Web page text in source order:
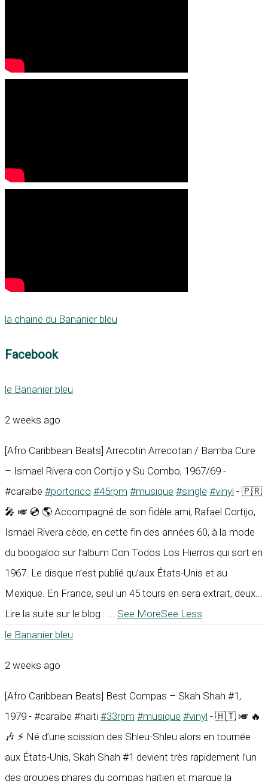
la chaine du Bananier bleu
Facebook
le Bananier bleu
2 weeks ago
[Afro Caribbean Beats] Arrecotin Arrecotan / Bamba Cure
– Ismael Rivera con Cortijo y Su Combo, 1967/69 -
#caraïbe #portorico #45rpm #musique #single #vinyl - 🇵🇷
🎤 🎺 💿 🌎 Accompagné de son fidèle ami, Rafael Cortijo,
Ismael Rivera cède, en cette fin des années 60, à la mode
du boogaloo sur l’album Con Todos Los Hierros qui sort en
1967. Le disque n’est publié qu’aux États-Unis et au
Mexique. En France, seul un 45 tours en sera extrait, deux...
Lire la suite sur le blog :
See MoreSee Less
le Bananier bleu
2 weeks ago
[Afro Caribbean Beats] Best Compas – Skah Shah #1,
1979 - #caraïbe #haïti #33rpm #musique #vinyl - 🇭🇹 🎺 🔥
🎶 ⚡ Né d’une scission des Shleu-Shleu alors en tournée
aux États-Unis, Skah Shah #1 devient très rapidement l’un
des groupes phares du compas haïtien et marque la